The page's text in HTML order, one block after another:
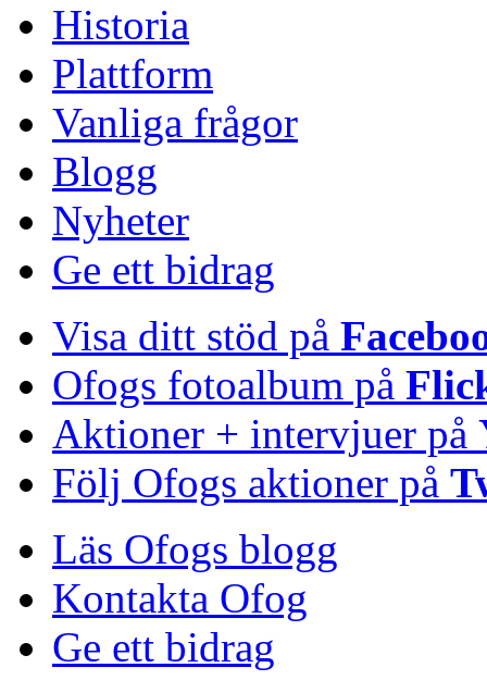
Historia
Plattform
Vanliga frågor
Blogg
Nyheter
Ge ett bidrag
Visa ditt stöd på
Ofogs fotoalbum på
Aktioner + intervjuer på
Följ Ofogs aktioner på
Läs Ofogs blogg
Kontakta Ofog
Ge ett bidrag